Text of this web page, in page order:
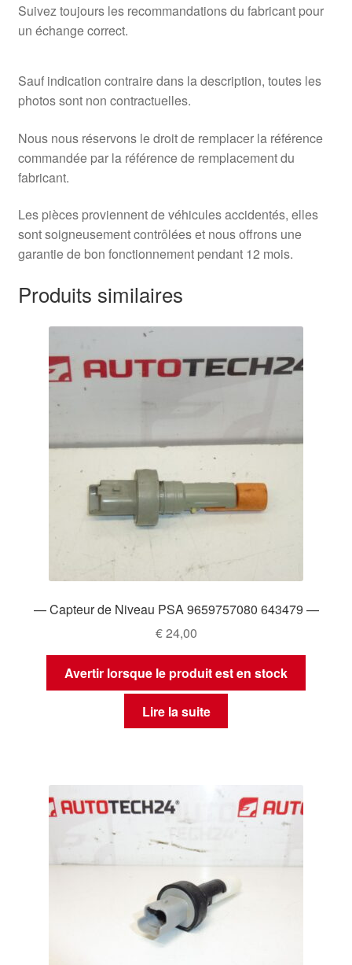
Suivez toujours les recommandations du fabricant pour
un échange correct.
Sauf indication contraire dans la description, toutes les
photos sont non contractuelles.
Nous nous réservons le droit de remplacer la référence
commandée par la référence de remplacement du
fabricant.
Les pièces proviennent de véhicules accidentés, elles
sont soigneusement contrôlées et nous offrons une
garantie de bon fonctionnement pendant 12 mois.
Produits similaires
— Capteur de Niveau PSA 9659757080 643479 —
€24,00
Avertir lorsque le produit est en stock
Lire la suite